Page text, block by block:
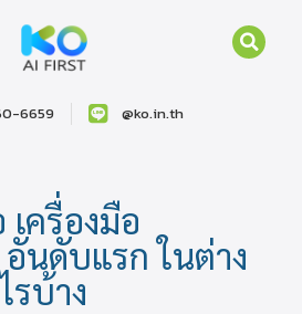
6659 @ko.in.th
เครื่องมือ
อันดับแรก ในต่าง
รบ้าง